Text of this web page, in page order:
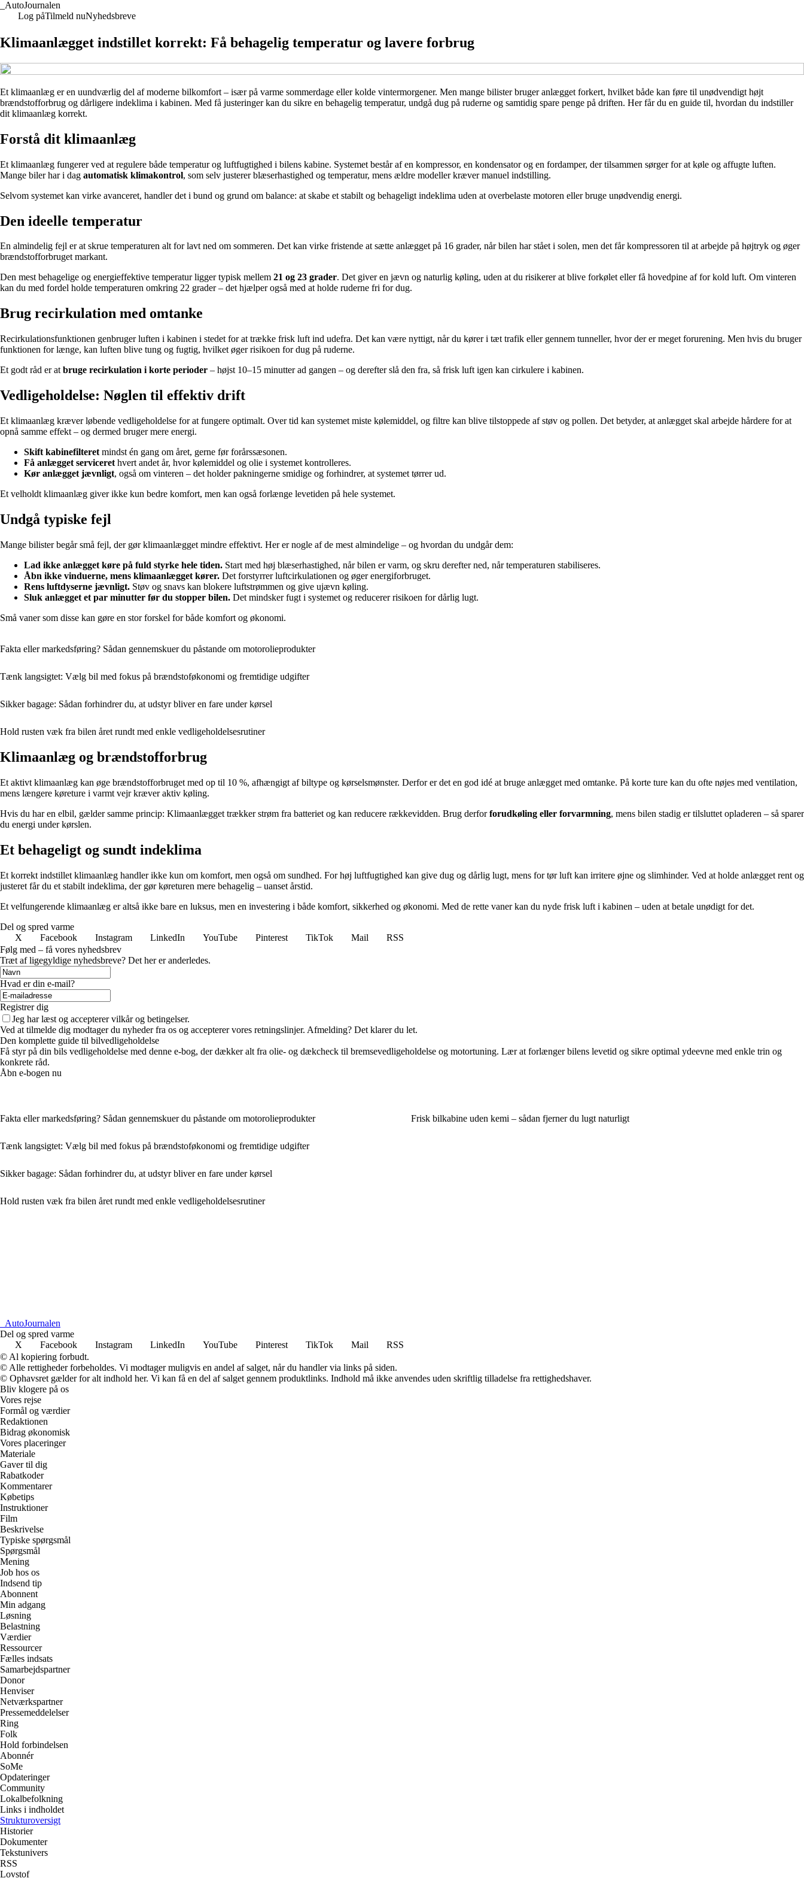
AutoJournalen
Log påTilmeld nuNyhedsbreve
Klimaanlægget indstillet korrekt: Få behagelig temperatur og lavere forbrug
Et klimaanlæg er en uundværlig del af moderne bilkomfort – især på varme sommerdage eller kolde vintermorgener. Men mange bilister bruger anlægget forkert, hvilket både kan føre til unødvendigt højt
brændstofforbrug og dårligere indeklima i kabinen. Med få justeringer kan du sikre en behagelig temperatur, undgå dug på ruderne og samtidig spare penge på driften. Her får du en guide til, hvordan du indstiller
dit klimaanlæg korrekt.
Forstå dit klimaanlæg
Et klimaanlæg fungerer ved at regulere både temperatur og luftfugtighed i bilens kabine. Systemet består af en kompressor, en kondensator og en fordamper, der tilsammen sørger for at køle og affugte luften.
Mange biler har i dag automatisk klimakontrol, som selv justerer blæserhastighed og temperatur, mens ældre modeller kræver manuel indstilling.
Selvom systemet kan virke avanceret, handler det i bund og grund om balance: at skabe et stabilt og behageligt indeklima uden at overbelaste motoren eller bruge unødvendig energi.
Den ideelle temperatur
En almindelig fejl er at skrue temperaturen alt for lavt ned om sommeren. Det kan virke fristende at sætte anlægget på 16 grader, når bilen har stået i solen, men det får kompressoren til at arbejde på højtryk og øger
brændstofforbruget markant.
Den mest behagelige og energieffektive temperatur ligger typisk mellem 21 og 23 grader. Det giver en jævn og naturlig køling, uden at du risikerer at blive forkølet eller få hovedpine af for kold luft. Om vinteren
kan du med fordel holde temperaturen omkring 22 grader – det hjælper også med at holde ruderne fri for dug.
Brug recirkulation med omtanke
Recirkulationsfunktionen genbruger luften i kabinen i stedet for at trække frisk luft ind udefra. Det kan være nyttigt, når du kører i tæt trafik eller gennem tunneller, hvor der er meget forurening. Men hvis du bruger
funktionen for længe, kan luften blive tung og fugtig, hvilket øger risikoen for dug på ruderne.
Et godt råd er at bruge recirkulation i korte perioder – højst 10–15 minutter ad gangen – og derefter slå den fra, så frisk luft igen kan cirkulere i kabinen.
Vedligeholdelse: Nøglen til effektiv drift
Et klimaanlæg kræver løbende vedligeholdelse for at fungere optimalt. Over tid kan systemet miste kølemiddel, og filtre kan blive tilstoppede af støv og pollen. Det betyder, at anlægget skal arbejde hårdere for at
opnå samme effekt – og dermed bruger mere energi.
Skift kabinefilteret mindst én gang om året, gerne før forårssæsonen.
Få anlægget serviceret hvert andet år, hvor kølemiddel og olie i systemet kontrolleres.
Kør anlægget jævnligt, også om vinteren – det holder pakningerne smidige og forhindrer, at systemet tørrer ud.
Et velholdt klimaanlæg giver ikke kun bedre komfort, men kan også forlænge levetiden på hele systemet.
Undgå typiske fejl
Mange bilister begår små fejl, der gør klimaanlægget mindre effektivt. Her er nogle af de mest almindelige – og hvordan du undgår dem:
Lad ikke anlægget køre på fuld styrke hele tiden. Start med høj blæserhastighed, når bilen er varm, og skru derefter ned, når temperaturen stabiliseres.
Åbn ikke vinduerne, mens klimaanlægget kører. Det forstyrrer luftcirkulationen og øger energiforbruget.
Rens luftdyserne jævnligt. Støv og snavs kan blokere luftstrømmen og give ujævn køling.
Sluk anlægget et par minutter før du stopper bilen. Det mindsker fugt i systemet og reducerer risikoen for dårlig lugt.
Små vaner som disse kan gøre en stor forskel for både komfort og økonomi.
Fakta eller markedsføring? Sådan gennemskuer du påstande om motorolieprodukter
Tænk langsigtet: Vælg bil med fokus på brændstoføkonomi og fremtidige udgifter
Sikker bagage: Sådan forhindrer du, at udstyr bliver en fare under kørsel
Hold rusten væk fra bilen året rundt med enkle vedligeholdelsesrutiner
Klimaanlæg og brændstofforbrug
Et aktivt klimaanlæg kan øge brændstofforbruget med op til 10 %, afhængigt af biltype og kørselsmønster. Derfor er det en god idé at bruge anlægget med omtanke. På korte ture kan du ofte nøjes med ventilation,
mens længere køreture i varmt vejr kræver aktiv køling.
Hvis du har en elbil, gælder samme princip: Klimaanlægget trækker strøm fra batteriet og kan reducere rækkevidden. Brug derforforudkøling eller forvarmning, mens bilen stadig er tilsluttet opladeren – så sparer
du energi under kørslen.
Et behageligt og sundt indeklima
Et korrekt indstillet klimaanlæg handler ikke kun om komfort, men også om sundhed. For høj luftfugtighed kan give dug og dårlig lugt, mens for tør luft kan irritere øjne og slimhinder. Ved at holde anlægget rent og
justeret får du et stabilt indeklima, der gør køreturen mere behagelig – uanset årstid.
Et velfungerende klimaanlæg er altså ikke bare en luksus, men en investering i både komfort, sikkerhed og økonomi. Med de rette vaner kan du nyde frisk luft i kabinen – uden at betale unødigt for det.
Del og spred varme
X
Facebook Instagram LinkedIn YouTube Pinterest TikTok Mail
RSS
Følg med – få vores nyhedsbrev
Træt af ligegyldige nyhedsbreve? Det her er anderledes.
Hvad er din e-mail?
Registrer dig
Jeg har læst og accepterer vilkår og betingelser.
Ved at tilmelde dig modtager du nyheder fra os og accepterer vores retningslinjer. Afmelding? Det klarer du let.
Den komplette guide til bilvedligeholdelse
Få styr på din bils vedligeholdelse med denne e-bog, der dækker alt fra olie- og dækcheck til bremsevedligeholdelse og motortuning. Lær at forlænger bilens levetid og sikre optimal ydeevne med enkle trin og
konkrete råd.
Åbn e-bogen nu
Fakta eller markedsføring? Sådan gennemskuer du påstande om motorolieprodukter
Tænk langsigtet: Vælg bil med fokus på brændstoføkonomi og fremtidige udgifter
Sikker bagage: Sådan forhindrer du, at udstyr bliver en fare under kørsel
Hold rusten væk fra bilen året rundt med enkle vedligeholdelsesrutiner
Frisk bilkabine uden kemi – sådan fjerner du lugt naturligt
AutoJournalen
Del og spred varme
X
Facebook Instagram LinkedIn YouTube Pinterest TikTok Mail
RSS
© Al kopiering forbudt.
© Alle rettigheder forbeholdes. Vi modtager muligvis en andel af salget, når du handler via links på siden.
© Ophavsret gælder for alt indhold her. Vi kan få en del af salget gennem produktlinks. Indhold må ikke anvendes uden skriftlig tilladelse fra rettighedshaver.
Bliv klogere på os
Vores rejse
Formål og værdier
Redaktionen
Bidrag økonomisk
Vores placeringer
Materiale
Gaver til dig
Rabatkoder
Kommentarer
Købetips
Instruktioner
Film
Beskrivelse
Typiske spørgsmål
Spørgsmål
Mening
Job hos os
Indsend tip
Abonnent
Min adgang
Løsning
Belastning
Værdier
Ressourcer
Fælles indsats
Samarbejdspartner
Donor
Henviser
Netværkspartner
Pressemeddelelser
Ring
Folk
Hold forbindelsen
Abonnér
SoMe
Opdateringer
Community
Lokalbefolkning
Links i indholdet
Strukturoversigt
Historier
Dokumenter
Tekstunivers
RSS
Lovstof